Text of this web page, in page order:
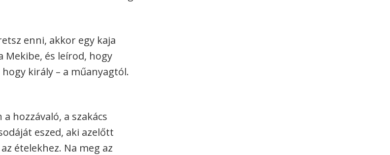
enni, akkor egy kaja
Mekibe, és leírod, hogy
király – a műanyagtól.
hozzávaló, a szakács
eszed, aki azelőtt
ételekhez. Na meg az